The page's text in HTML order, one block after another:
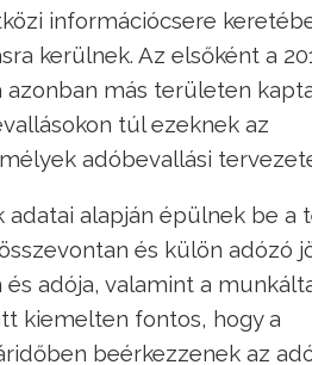
információcsere
kerülnek. Az elsőként a
más területen
túl ezeknek az
adóbevallási
alapján épülnek be a
és külön adózó
adója, valamint a
kiemelten fontos, hogy a
beérkezzenek az